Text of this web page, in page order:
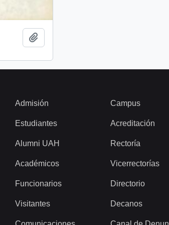
Admisión
Estudiantes
Alumni UAH
Académicos
Funcionarios
Visitantes
Campus
Acreditación
Rectoría
Vicerrectorías
Directorio
Decanos